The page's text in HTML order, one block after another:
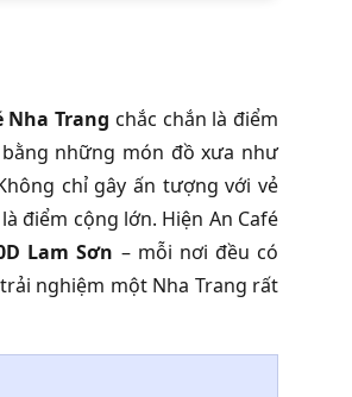
Nha Trang chắc chắn là điểm
bằng những món đồ xưa như
chỉ gây ấn tượng với vẻ
điểm cộng lớn. Hiện An Café
Lam Sơn – mỗi nơi đều có
nghiệm một Nha Trang rất